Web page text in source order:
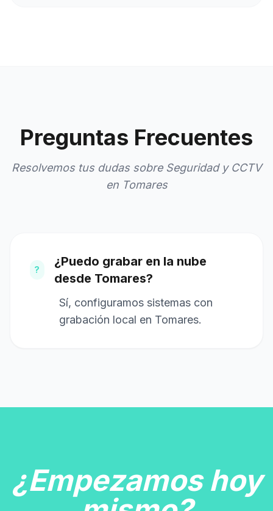
Preguntas Frecuentes
Resolvemos tus dudas sobre Seguridad y CCTV
en Tomares
?
¿Puedo grabar en la nube
desde Tomares?
Sí, configuramos sistemas con
grabación local en Tomares.
¿Empezamos hoy